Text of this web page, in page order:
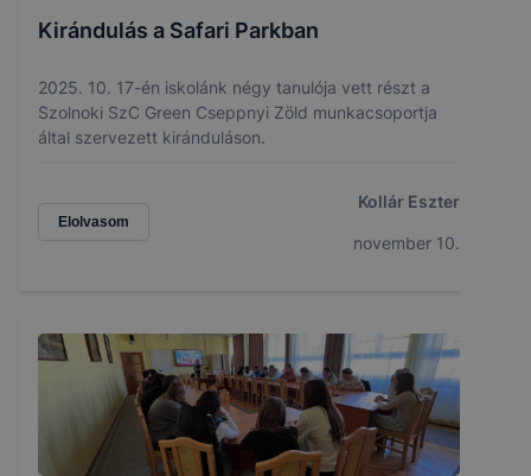
Kirándulás a Safari Parkban
2025. 10. 17-én iskolánk négy tanulója vett részt a
Szolnoki SzC Green Cseppnyi Zöld munkacsoportja
által szervezett kiránduláson.
Elolvasom
Kollár Eszter
november 10.